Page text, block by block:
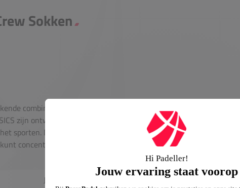
Sokken
combinatie van comfort en duurzaamheid
zijn ontworpen voor langdurig gebruik en
sporten. Dankzij het ademende materiaal
concentreren op je prestaties.
Jongens, Meisjes, Heren, Dames